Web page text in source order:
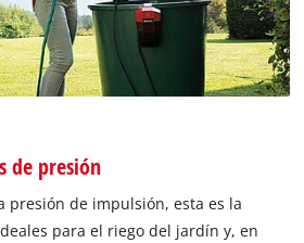
de presión
presión de impulsión, esta es la
para el riego del jardín y, en